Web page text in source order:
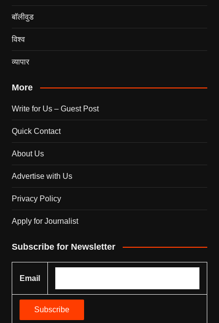
बॉलीवुड
विश्व
व्यापार
More
Write for Us – Guest Post
Quick Contact
About Us
Advertise with Us
Privacy Policy
Apply for Journalist
Subscribe for Newsletter
Email